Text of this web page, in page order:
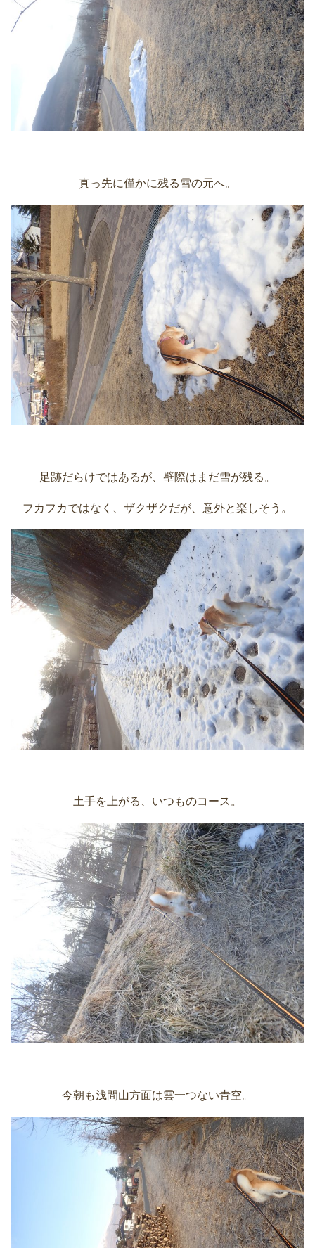
真っ先に僅かに残る雪の元へ。
足跡だらけではあるが、壁際はまだ雪が残る。
フカフカではなく、ザクザクだが、意外と楽しそう。
土手を上がる、いつものコース。
今朝も浅間山方面は雲一つない青空。